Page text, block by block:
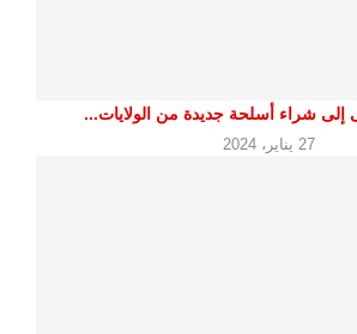
إلى شراء أسلحة جديدة من الولايات...
27 يناير، 2024